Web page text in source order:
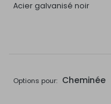
Acier galvanisé noir
Options pour: Cheminée